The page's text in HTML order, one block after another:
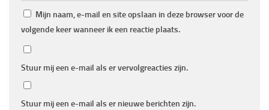
Mijn naam, e-mail en site opslaan in deze browser voor de
volgende keer wanneer ik een reactie plaats.
Stuur mij een e-mail als er vervolgreacties zijn.
Stuur mij een e-mail als er nieuwe berichten zijn.